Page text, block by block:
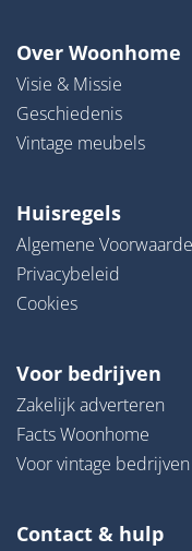
Over Woonhome
Visie & Missie
Geschiedenis
Vintage meubels
Huisregels
Algemene
Privacybeleid
Cookies
Voor bedrijven
Zakelijk adverteren
Facts Woonhome
Voor vintage bedrijven
Contact & hulp